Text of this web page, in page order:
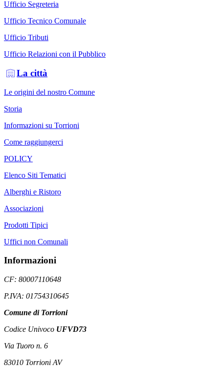
Ufficio Segreteria
Ufficio Tecnico Comunale
Ufficio Tributi
Ufficio Relazioni con il Pubblico
La città
Le origini del nostro Comune
Storia
Informazioni su Torrioni
Come raggiungerci
POLICY
Elenco Siti Tematici
Alberghi e Ristoro
Associazioni
Prodotti Tipici
Uffici non Comunali
Informazioni
CF: 80007110648
P.IVA: 01754310645
Comune di Torrioni
Codice Univoco UFVD73
Via Tuoro n. 6
83010 Torrioni AV